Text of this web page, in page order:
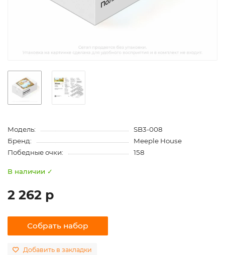
Модель:
SB3-008
Бренд:
Meeple House
Победные очки:
158
В наличии ✓
2 262 р
Собрать набор
Добавить в закладки